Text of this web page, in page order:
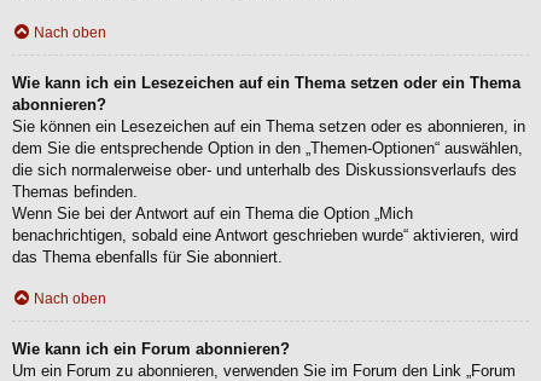
Nach oben
Wie kann ich ein Lesezeichen auf ein Thema setzen oder ein Thema
abonnieren?
Sie können ein Lesezeichen auf ein Thema setzen oder es abonnieren, in
dem Sie die entsprechende Option in den „Themen-Optionen“ auswählen,
die sich normalerweise ober- und unterhalb des Diskussionsverlaufs des
Themas befinden.
Wenn Sie bei der Antwort auf ein Thema die Option „Mich
benachrichtigen, sobald eine Antwort geschrieben wurde“ aktivieren, wird
das Thema ebenfalls für Sie abonniert.
Nach oben
Wie kann ich ein Forum abonnieren?
Um ein Forum zu abonnieren, verwenden Sie im Forum den Link „Forum